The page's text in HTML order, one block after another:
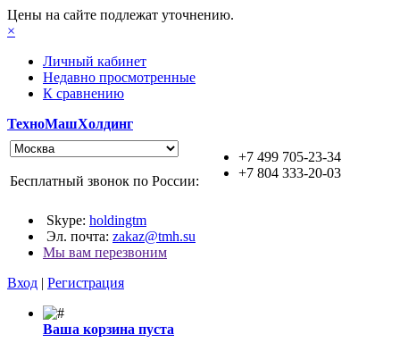
Цены на сайте подлежат уточнению.
×
Личный кабинет
Недавно просмотренные
К сравнению
ТехноМашХолдинг
+7 499 705-23-34
+7 804 333-20-03
Бесплатный звонок по России:
Skype: holdingtm
Эл. почта: zakaz@tmh.su
Мы вам перезвоним
Вход | Регистрация
Ваша корзина пуста